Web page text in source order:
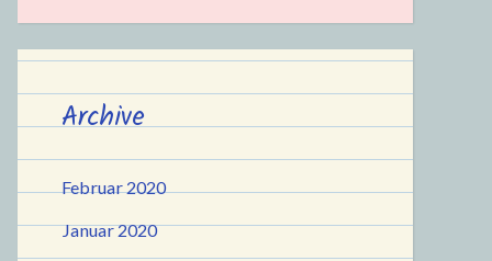
Archive
Februar 2020
Januar 2020